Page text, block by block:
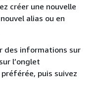
créer une nouvelle
alias ou en
des informations sur
l’onglet
puis suivez